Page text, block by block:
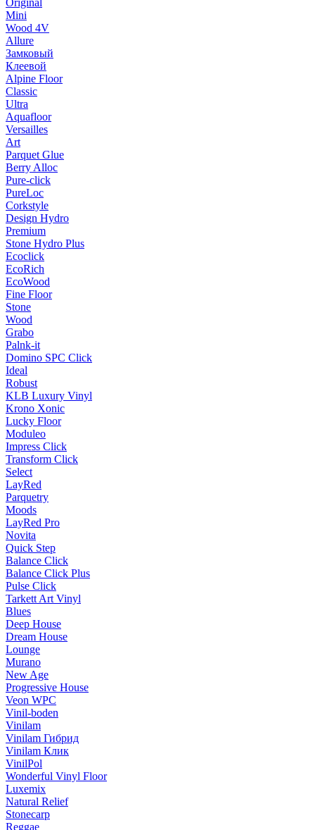
Original
Mini
Wood 4V
Allure
Замковый
Клеевой
Alpine Floor
Classic
Ultra
Aquafloor
Versailles
Art
Parquet Glue
Berry Alloc
Pure-click
PureLoc
Corkstyle
Design Hydro
Premium
Stone Hydro Plus
Ecoclick
EcoRich
EcoWood
Fine Floor
Stone
Wood
Grabo
Palnk-it
Domino SPC Click
Ideal
Robust
KLB Luxury Vinyl
Krono Xonic
Lucky Floor
Moduleo
Impress Click
Transform Click
Select
LayRed
Parquetry
Moods
LayRed Pro
Novita
Quick Step
Balance Click
Balance Click Plus
Pulse Click
Tarkett Art Vinyl
Blues
Deep House
Dream House
Lounge
Murano
New Age
Progressive House
Veon WPC
Vinil-boden
Vinilam
Vinilam Гибрид
Vinilam Клик
VinilPol
Wonderful Vinyl Floor
Luxemix
Natural Relief
Stonecarp
Reggae